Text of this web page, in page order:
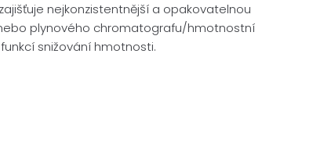
nejkonzistentnější a opakovatelnou
plynového chromatografu/hmotnostní
snižování hmotnosti.